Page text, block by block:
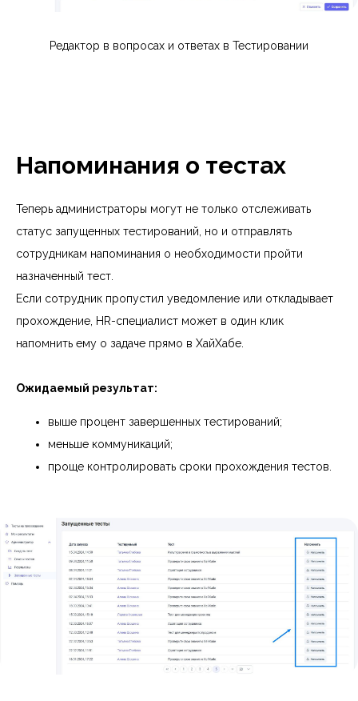
Редактор в вопросах и ответах в Тестировании
Напоминания о тестах
Теперь администраторы могут не только отслеживать
статус запущенных тестирований, но и отправлять
сотрудникам напоминания о необходимости пройти
назначенный тест.
Если сотрудник пропустил уведомление или откладывает
прохождение, HR-специалист может в один клик
напомнить ему о задаче прямо в ХайХабе.
Ожидаемый результат:
выше процент завершенных тестирований;
меньше коммуникаций;
проще контролировать сроки прохождения тестов.